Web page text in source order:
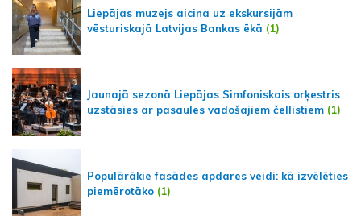
Liepājas muzejs aicina uz ekskursijām
vēsturiskajā Latvijas Bankas ēkā (1)
Jaunajā sezonā Liepājas Simfoniskais orķestris
uzstāsies ar pasaules vadošajiem čellistiem (1)
Populārākie fasādes apdares veidi: kā izvēlēties
piemērotāko (1)